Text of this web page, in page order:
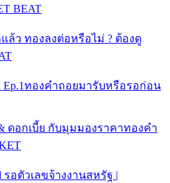
BEAT
แล้ว ทองลงต่อหรือไม่ ? ต้องดู
Ep.1ทองคำถอยมารับหรือรอก่อน
& ดอกเบี้ย กับมุมมองราคาทองคำ
รอตัวเลขจ้างงานสหรัฐ |